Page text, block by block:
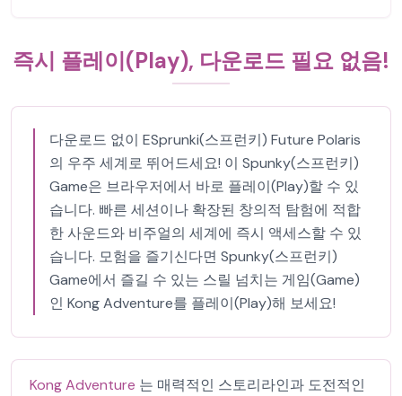
즉시 플레이(Play), 다운로드 필요 없음!
다운로드 없이 ESprunki(스프런키) Future Polaris
의 우주 세계로 뛰어드세요! 이 Spunky(스프런키)
Game은 브라우저에서 바로 플레이(Play)할 수 있
습니다. 빠른 세션이나 확장된 창의적 탐험에 적합
한 사운드와 비주얼의 세계에 즉시 액세스할 수 있
습니다. 모험을 즐기신다면 Spunky(스프런키)
Game에서 즐길 수 있는 스릴 넘치는 게임(Game)
인 Kong Adventure를 플레이(Play)해 보세요!
Kong Adventure 는 매력적인 스토리라인과 도전적인